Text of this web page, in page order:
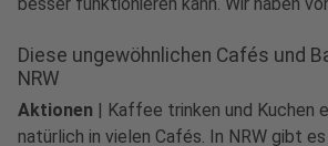
Diese ungewöhnlichen Cafés und
NRW
Aktionen | Kaffee trinken und Kuchen
natürlich in vielen Cafés. In NRW gibt